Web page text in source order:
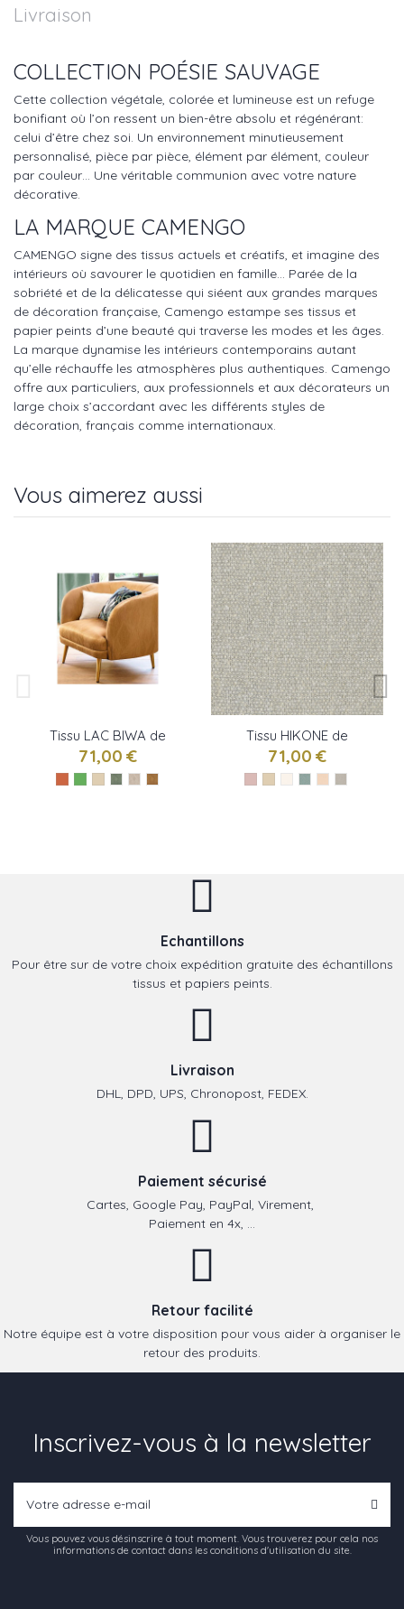
Livraison
COLLECTION POÉSIE SAUVAGE
Cette collection végétale, colorée et lumineuse est un refuge
bonifiant où l’on ressent un bien-être absolu et régénérant:
celui d’être chez soi. Un environnement minutieusement
personnalisé, pièce par pièce, élément par élément, couleur
par couleur… Une véritable communion avec votre nature
décorative.
LA MARQUE CAMENGO
CAMENGO signe des tissus actuels et créatifs, et imagine des
intérieurs où savourer le quotidien en famille… Parée de la
sobriété et de la délicatesse qui siéent aux grandes marques
de décoration française, Camengo estampe ses tissus et
papier peints d’une beauté qui traverse les modes et les âges.
La marque dynamise les intérieurs contemporains autant
qu’elle réchauffe les atmosphères plus authentiques. Camengo
offre aux particuliers, aux professionnels et aux décorateurs un
large choix s’accordant avec les différents styles de
décoration, français comme internationaux.
Vous aimerez aussi
Tissu LAC BIWA de
Camengo
71,00 €
Tissu HIKONE de
Camengo
71,00 €
Echantillons
Pour être sur de votre choix expédition gratuite des échantillons
tissus et papiers peints.
Livraison
DHL, DPD, UPS, Chronopost, FEDEX.
Paiement sécurisé
Cartes, Google Pay, PayPal, Virement,
Paiement en 4x, ...
Retour facilité
Notre équipe est à votre disposition pour vous aider à organiser le
retour des produits.
Inscrivez-vous à la newsletter
Vous pouvez vous désinscrire à tout moment. Vous trouverez pour cela nos
informations de contact dans les conditions d'utilisation du site.